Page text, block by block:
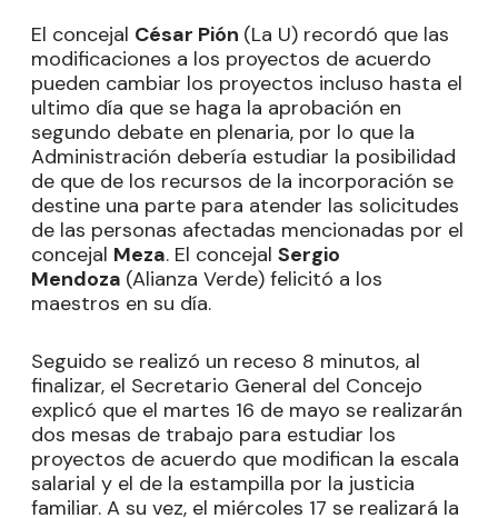
El concejal César Pión (La U) recordó que las
modificaciones a los proyectos de acuerdo
pueden cambiar los proyectos incluso hasta el
ultimo día que se haga la aprobación en
segundo debate en plenaria, por lo que la
Administración debería estudiar la posibilidad
de que de los recursos de la incorporación se
destine una parte para atender las solicitudes
de las personas afectadas mencionadas por el
concejal Meza. El concejal Sergio
Mendoza (Alianza Verde) felicitó a los
maestros en su día.
Seguido se realizó un receso 8 minutos, al
finalizar, el Secretario General del Concejo
explicó que el martes 16 de mayo se realizarán
dos mesas de trabajo para estudiar los
proyectos de acuerdo que modifican la escala
salarial y el de la estampilla por la justicia
familiar. A su vez, el miércoles 17 se realizará la